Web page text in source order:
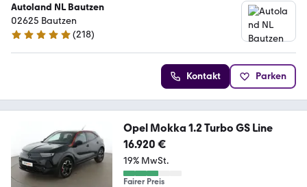
Autoland NL Bautzen
02625 Bautzen
4.8 Sterne
(218)
Kontakt Parken
Opel Mokka 1.2 Turbo GS Line
16.920 €
19% MwSt.
Fairer Preis